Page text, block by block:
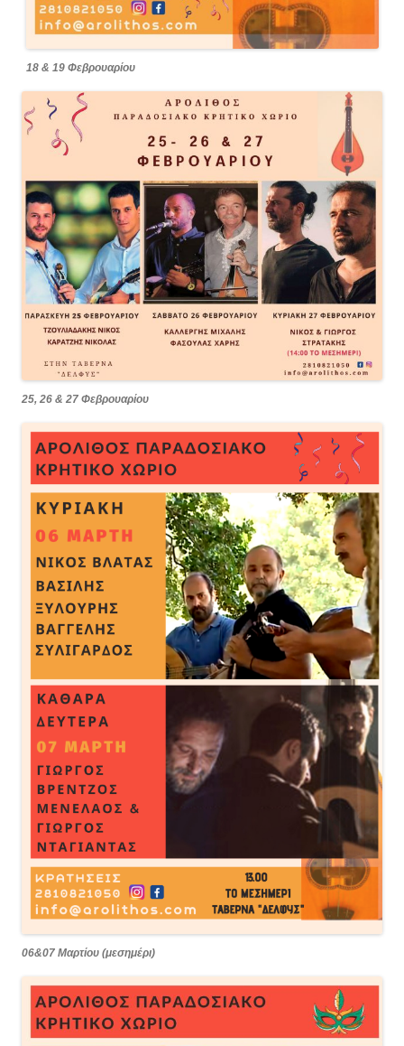
18 & 19 Φεβρουαρίου
25, 26 & 27 Φεβρουαρίου
06&07 Μαρτίου (μεσημέρι)